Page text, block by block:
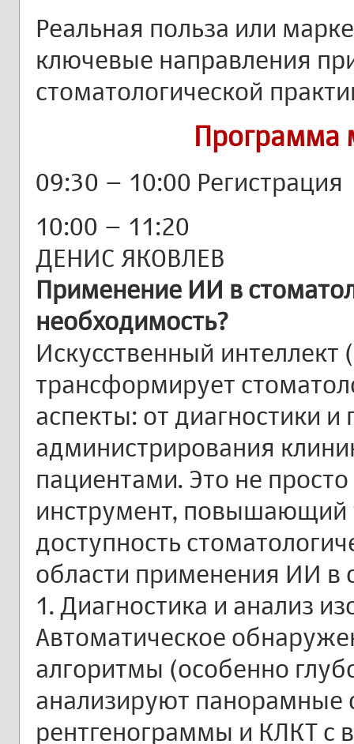
Реальная польза или
ключевые направления
стоматологической
Программа
09:30 – 10:00 Регистрация
10:00 – 11:20
ДЕНИС ЯКОВЛЕВ
Применение ИИ в
необходимость?
Искусственный
трансформирует
аспекты: от диагностики
администрирования
пациентами. Это не
инструмент, повышающий
доступность
области применения ИИ в
1. Диагностика и анализ
Автоматическое
алгоритмы (особенно
анализируют панорамные
рентгенограммы и КЛКТ с